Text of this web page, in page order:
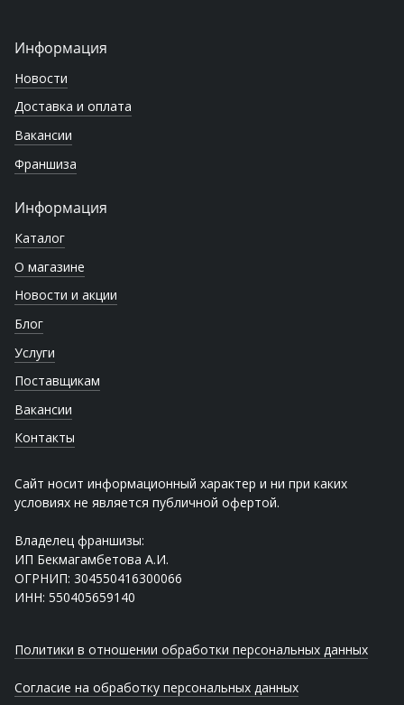
Информация
Новости
Доставка и оплата
Вакансии
Франшиза
Информация
Каталог
О магазине
Новости и акции
Блог
Услуги
Поставщикам
Вакансии
Контакты
Сайт носит информационный характер и ни при каких
условиях не является публичной офертой.
Владелец франшизы:
ИП Бекмагамбетова А.И.
ОГРНИП: 304550416300066
ИНН: 550405659140
Политики в отношении обработки персональных данных
Согласие на обработку персональных данных